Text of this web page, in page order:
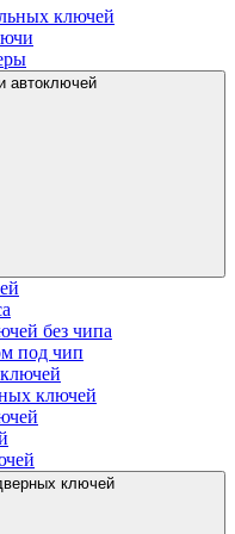
ключей
автоключей
без чипа
под чип
ключей
ключей